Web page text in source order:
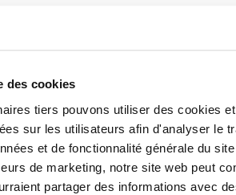
des cookies
tiers pouvons utiliser des cookies
sur les utilisateurs afin d'analyser le
et de fonctionnalité générale du
de marketing, notre site web peut
partager des informations avec
emails about
and upcoming